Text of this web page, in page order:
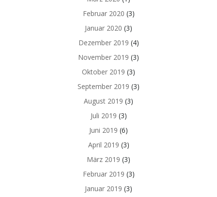
Februar 2020 (3)
Januar 2020 (3)
Dezember 2019 (4)
November 2019 (3)
Oktober 2019 (3)
September 2019 (3)
August 2019 (3)
Juli 2019 (3)
Juni 2019 (6)
April 2019 (3)
März 2019 (3)
Februar 2019 (3)
Januar 2019 (3)